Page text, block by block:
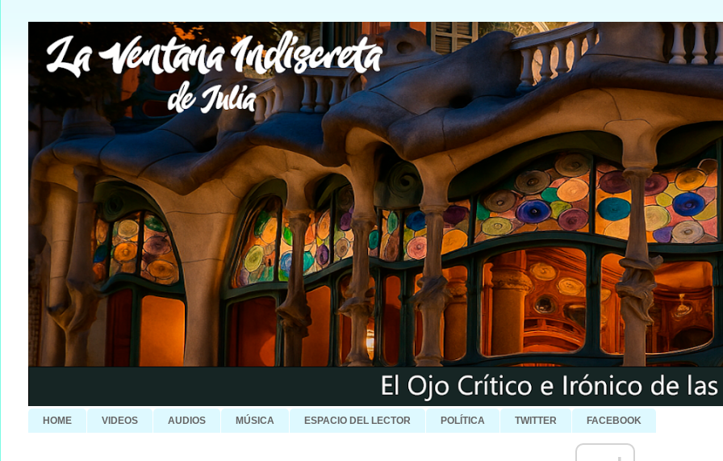
HOME VIDEOS AUDIOS MÚSICA ESPACIO DEL LECTOR POLÍTICA TWITTER FACEBOOK